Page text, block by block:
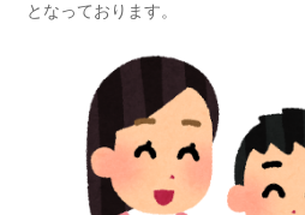
となっております。